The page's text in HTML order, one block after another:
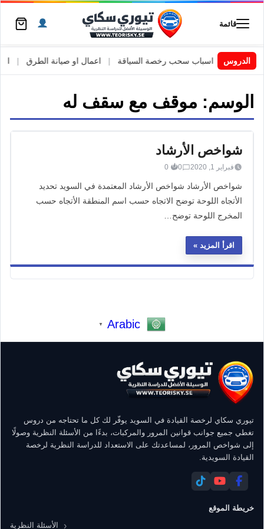
قائمة
الدروسالسويد | اسباب سحب رخصة السياقة اعمال او صيانة الطرق
الوسم: موقف مع سقف له
شواخص الأرشاد
فبراير 1, 2020 0
0
شواخص الأرشاد شواخص الأرشاد المعتمدة في السويد تحديد
الأتجاه اللوحة توضح الاتجاه حسب اسم المنطقة الأتجاه حسب
المخرج اللوحة توضح…
اقرأ المزيد
Arabic
▼
تيوري سكاي لرخصة القيادة في السويد يوفّر لك كل ما تحتاجه من دروس
تغطي جميع جوانب قوانين المرور والمركبات، بدءًا من الأسئلة النظرية وصولًا
إلى شواخص المرور، لمساعدتك على الاستعداد للدراسة النظرية لرخصة
القيادة السويدية.
خريطة الموقع
الأسئلة النظرية